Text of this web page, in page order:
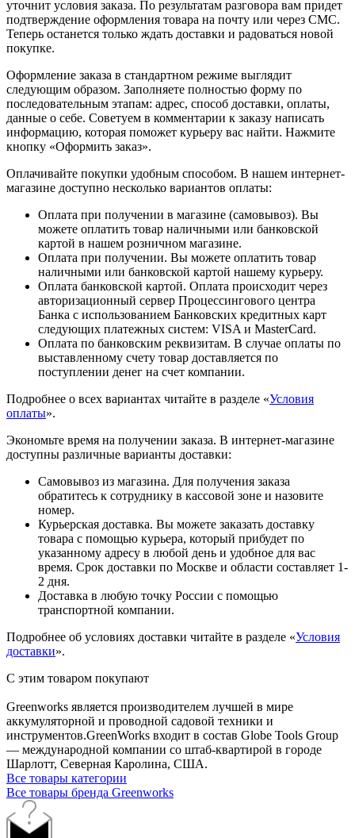
уточнит условия заказа. По результатам разговора вам придет
подтверждение оформления товара на почту или через СМС.
Теперь останется только ждать доставки и радоваться новой
покупке.
Оформление заказа в стандартном режиме выглядит
следующим образом. Заполняете полностью форму по
последовательным этапам: адрес, способ доставки, оплаты,
данные о себе. Советуем в комментарии к заказу написать
информацию, которая поможет курьеру вас найти. Нажмите
кнопку «Оформить заказ».
Оплачивайте покупки удобным способом. В нашем интернет-
магазине доступно несколько вариантов оплаты:
Оплата при получении в магазине (самовывоз). Вы
можете оплатить товар наличными или банковской
картой в нашем розничном магазине.
Оплата при получении. Вы можете оплатить товар
наличными или банковской картой нашему курьеру.
Оплата банковской картой. Оплата происходит через
авторизационный сервер Процессингового центра
Банка с использованием Банковских кредитных карт
следующих платежных систем: VISA и MasterCard.
Оплата по банковским реквизитам. В случае оплаты по
выставленному счету товар доставляется по
поступлении денег на счет компании.
Подробнее о всех вариантах читайте в разделе «Условия
оплаты».
Экономьте время на получении заказа. В интернет-магазине
доступны различные варианты доставки:
Самовывоз из магазина. Для получения заказа
обратитесь к сотруднику в кассовой зоне и назовите
номер.
Курьерская доставка. Вы можете заказать доставку
товара с помощью курьера, который прибудет по
указанному адресу в любой день и удобное для вас
время. Срок доставки по Москве и области составляет 1-
2 дня.
Доставка в любую точку России с помощью
транспортной компании.
Подробнее об условиях доставки читайте в разделе «Условия
доставки».
С этим товаром покупают
Greenworks является производителем лучшей в мире
аккумуляторной и проводной садовой техники и
инструментов.GreenWorks входит в состав Globe Tools Group
— международной компании со штаб-квартирой в городе
Шарлотт, Северная Каролина, США.
Все товары категории
Все товары бренда Greenworks